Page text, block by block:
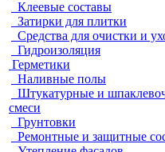
Клеевые составы
Затирки для плитки
Средства для очистки и
Гидроизоляция
Герметики
Наливные полы
Штукатурные и
смеси
Грунтовки
Ремонтные и защитные